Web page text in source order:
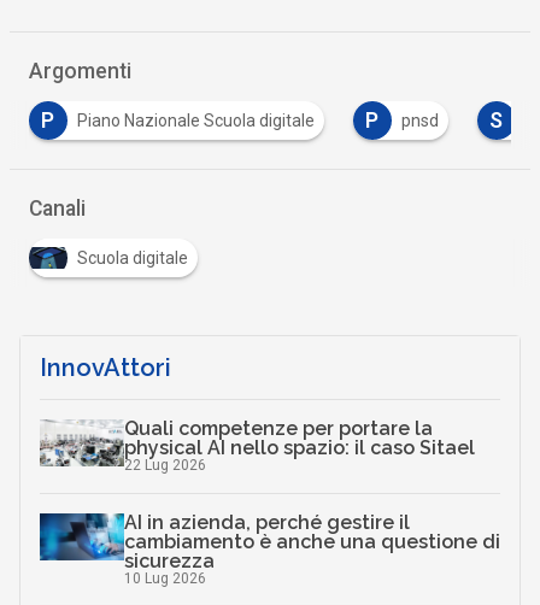
Argomenti
Scuola digitale P pnsd S scuola digitale
Canali
Scuola digitale
InnovAttori
Quali competenze per portare la
physical AI nello spazio: il caso Sitael
22 Lug 2026
AI in azienda, perché gestire il
cambiamento è anche una questione di
sicurezza
10 Lug 2026